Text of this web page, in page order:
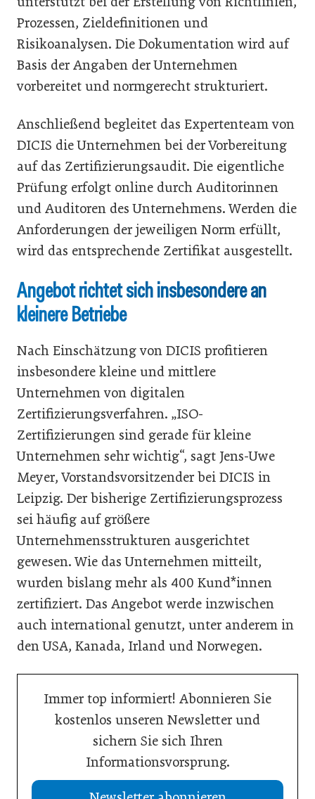
Prozessen, Zieldefinitionen und
Risikoanalysen. Die Dokumentation wird auf
Basis der Angaben der Unternehmen
vorbereitet und normgerecht strukturiert.
Anschließend begleitet das Expertenteam von
DICIS die Unternehmen bei der Vorbereitung
auf das Zertifizierungsaudit. Die eigentliche
Prüfung erfolgt online durch Auditorinnen
und Auditoren des Unternehmens. Werden die
Anforderungen der jeweiligen Norm erfüllt,
wird das entsprechende Zertifikat ausgestellt.
Angebot richtet sich insbesondere an
kleinere Betriebe
Nach Einschätzung von DICIS profitieren
insbesondere kleine und mittlere
Unternehmen von digitalen
Zertifizierungsverfahren. „ISO-
Zertifizierungen sind gerade für kleine
Unternehmen sehr wichtig“, sagt Jens-Uwe
Meyer, Vorstandsvorsitzender bei DICIS in
Leipzig. Der bisherige Zertifizierungsprozess
sei häufig auf größere
Unternehmensstrukturen ausgerichtet
gewesen. Wie das Unternehmen mitteilt,
wurden bislang mehr als 400 Kund*innen
zertifiziert. Das Angebot werde inzwischen
auch international genutzt, unter anderem in
den USA, Kanada, Irland und Norwegen.
Immer top informiert! Abonnieren Sie
kostenlos unseren Newsletter und
sichern Sie sich Ihren
Informationsvorsprung.